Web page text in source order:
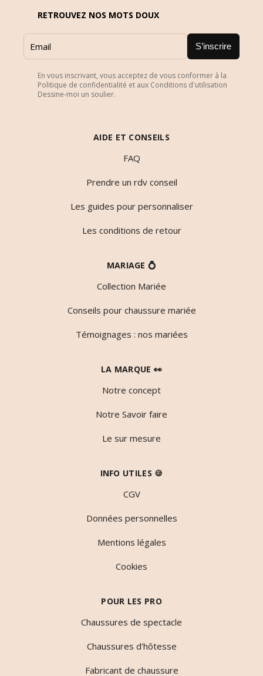
RETROUVEZ NOS MOTS DOUX
S’inscrire
En vous inscrivant, vous acceptez de vous conformer à la
Politique de confidentialité et aux Conditions d'utilisation
Dessine-moi un soulier.
AIDE ET CONSEILS
FAQ
Prendre un rdv conseil
Les guides pour personnaliser
Les conditions de retour
MARIAGE 💍
Collection Mariée
Conseils pour chaussure mariée
Témoignages : nos mariées
LA MARQUE 👀
Notre concept
Notre Savoir faire
Le sur mesure
INFO UTILES 🍪
CGV
Données personnelles
Mentions légales
Cookies
POUR LES PRO
Chaussures de spectacle
Chaussures d'hôtesse
Fabricant de chaussure